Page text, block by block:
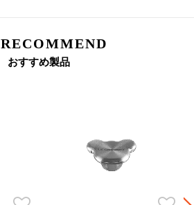
RECOMMEND
おすすめ製品